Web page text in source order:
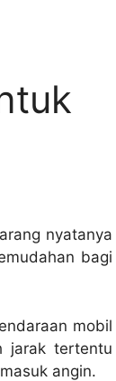
nyatanya
bagi
mobil
jarak tertentu
angin.